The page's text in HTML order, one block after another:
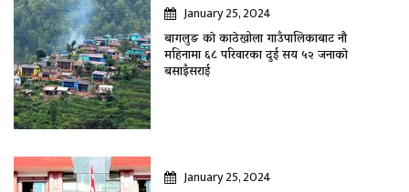
January 25, 2024
बागलुङ काे काठेखोला गाउँपालिकाबाट नौ
महिनामा ६८ परिवारका दुई सय ५२ जनाकाे
बसाइँसराई
January 25, 2024